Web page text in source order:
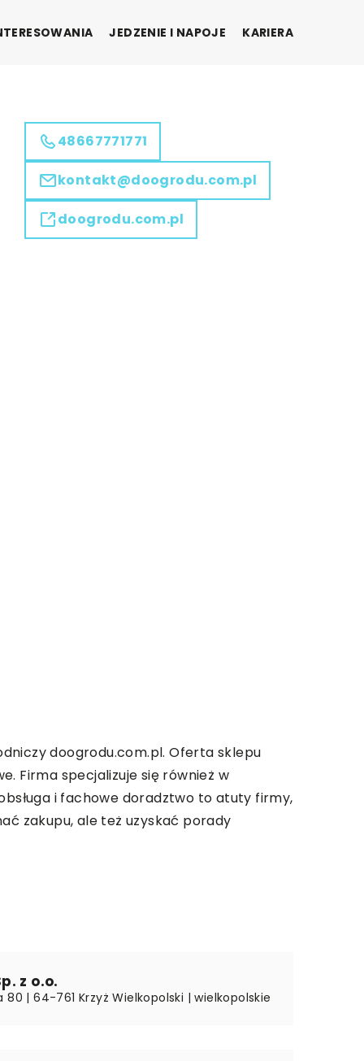
JEDZENIE I NAPOJE KARIERA
48667771771
kontakt@doogrodu.com.pl
doogrodu.com.pl
doogrodu.com.pl. Oferta sklepu
Firma specjalizuje się również w
i fachowe doradztwo to atuty firmy,
zakupu, ale też uzyskać porady
z o.o.
80 | 64-761 Krzyż Wielkopolski | wielkopolskie